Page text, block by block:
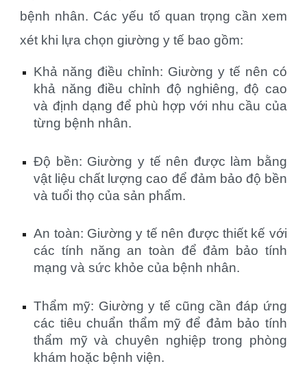
bệnh nhân. Các yếu tố quan trọng cần xem
xét khi lựa chọn giường y tế bao gồm:
Khả năng điều chỉnh: Giường y tế nên có
khả năng điều chỉnh độ nghiêng, độ cao
và định dạng để phù hợp với nhu cầu của
từng bệnh nhân.
Độ bền: Giường y tế nên được làm bằng
vật liệu chất lượng cao để đảm bảo độ bền
và tuổi thọ của sản phẩm.
An toàn: Giường y tế nên được thiết kế với
các tính năng an toàn để đảm bảo tính
mạng và sức khỏe của bệnh nhân.
Thẩm mỹ: Giường y tế cũng cần đáp ứng
các tiêu chuẩn thẩm mỹ để đảm bảo tính
thẩm mỹ và chuyên nghiệp trong phòng
khám hoặc bệnh viện.